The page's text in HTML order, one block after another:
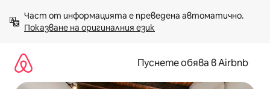
към
съдържанието
Показване на оригиналния език
Пуснете обява в Airbnb